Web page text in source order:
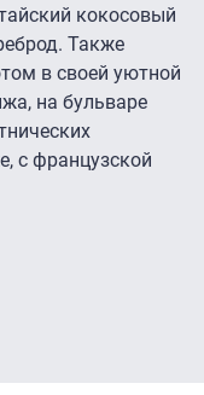
кокосовый
Также
в своей уютной
на бульваре
с французской